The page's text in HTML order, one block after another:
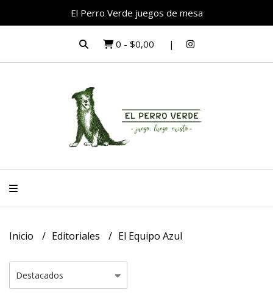
El Perro Verde juegos de mesa
0 - $0,00
Inicio Editoriales El Equipo Azul